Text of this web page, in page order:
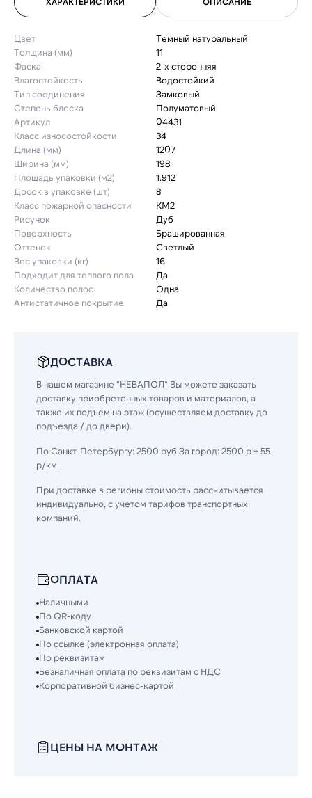
Цвет
Темный натуральный
Толщина (мм)
11
Фаска
2-х сторонняя
Влагостойкость
Водостойкий
Тип соединения
Замковый
Степень блеска
Полуматовый
Артикул
04431
Класс износостойкости
34
Длина (мм)
1207
Ширина (мм)
198
Площадь упаковки (м2)
1.912
Досок в упаковке (шт)
8
Класс пожарной опасности
КМ2
Рисунок
Дуб
Поверхность
Брашированная
Оттенок
Светлый
Вес упаковки (кг)
16
Подходит для теплого пола
Да
Количество полос
Одна
Антистатичное покрытие
Да
ДОСТАВКА
В нашем магазине "НЕВАПОЛ" Вы можете заказать
доставку приобретенных товаров и материалов, а
также их подъем на этаж (осуществляем доставку до
подъезда / до двери).
По Санкт-Петербургу: 2500 руб За город: 2500 р + 55
р/км.
При доставке в регионы стоимость рассчитывается
индивидуально, с учетом тарифов транспортных
компаний.
ОПЛАТА
Наличными
По QR-коду
Банковской картой
По ссылке (электронная оплата)
По реквизитам
Безналичная оплата по реквизитам с НДС
Корпоративной бизнес-картой
ЦЕНЫ НА МОНТАЖ